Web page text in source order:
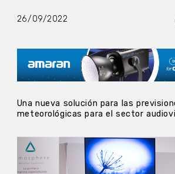
26/09/2022
Una nueva solución para las
meteorológicas para el sector